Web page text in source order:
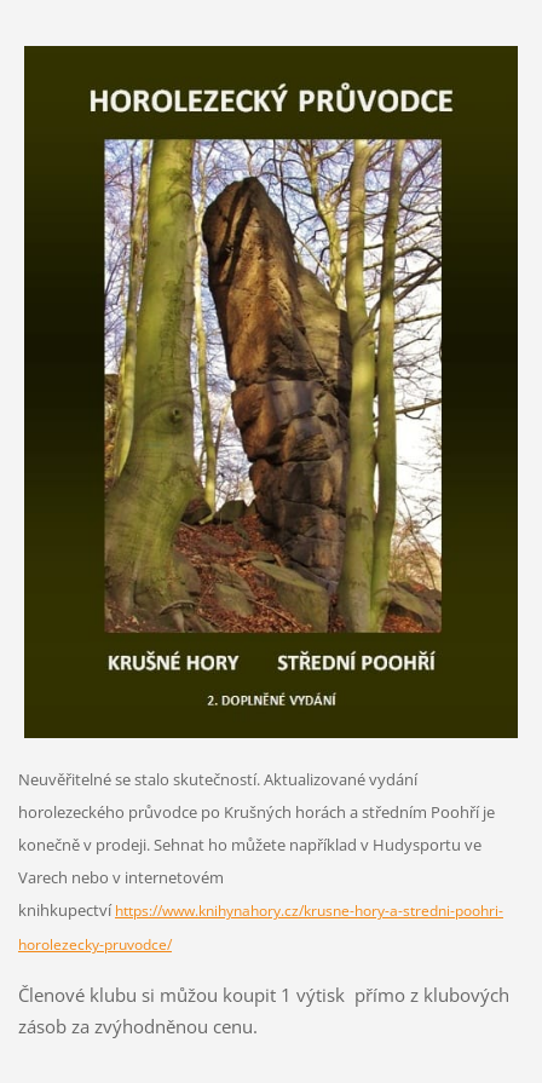
Neuvěřitelné se stalo skutečností. Aktualizované vydání
horolezeckého průvodce po Krušných horách a středním Poohří je
konečně v prodeji. Sehnat ho můžete například v Hudysportu ve
Varech nebo v internetovém
knihkupectvíhttps://www.knihynahory.cz/krusne-hory-a-stredni-poohri-
horolezecky-pruvodce/
Členové klubu si můžou koupit 1 výtisk přímo z klubových
zásob za zvýhodněnou cenu.